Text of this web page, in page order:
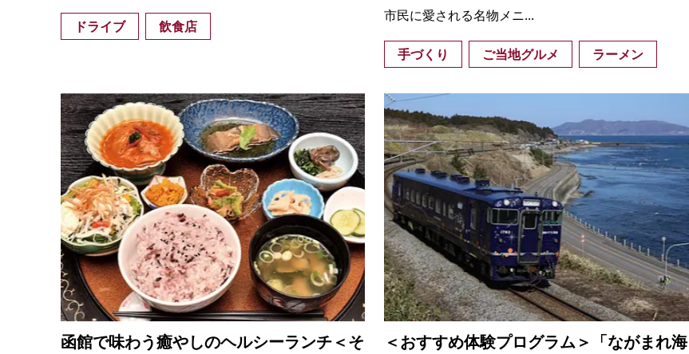
ドライブ 飲食店
市民に愛される名物メニ...
手づくり ご当地グルメ ラーメン
函館で味わう癒やしのヘルシーランチ＜そ
＜おすすめ体験プログラム＞「ながまれ海